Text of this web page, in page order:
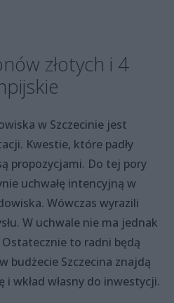
złotych i 4
w Szczecinie jest
Kwestie, które padły
propozycjami. Do tej pory
uchwałę intencyjną w
Wówczas wyrazili
W uchwale nie ma jednak
to radni będą
budżecie Szczecina znajdą
i wkład własny do inwestycji.